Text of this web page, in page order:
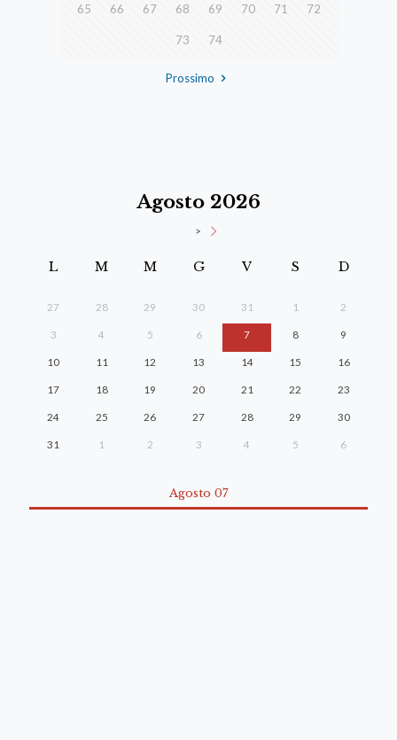
65 66 67 68 69 70 71 72
73 74
Prossimo
Agosto 2026
>
L M M G V S D
27 28 29 30 31 1 2
3 4 5 6 7 8 9
10 11 12 13 14 15 16
17 18 19 20 21 22 23
24 25 26 27 28 29 30
31 1 2 3 4 5 6
Agosto 07